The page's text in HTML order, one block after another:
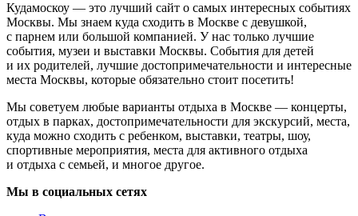
Кудамоскоу — это лучший сайт о самых интересных событиях
Москвы. Мы знаем куда сходить в Москве с девушкой,
с парнем или большой компанией. У нас только лучшие
события, музеи и выставки Москвы. События для детей
и их родителей, лучшие достопримечательности и интересные
места Москвы, которые обязательно стоит посетить!
Мы советуем любые варианты отдыха в Москве — концерты,
отдых в парках, достопримечательности для экскурсий, места,
куда можно сходить с ребенком, выставки, театры, шоу,
спортивные мероприятия, места для активного отдыха
и отдыха с семьей, и многое другое.
Мы в социальных сетях